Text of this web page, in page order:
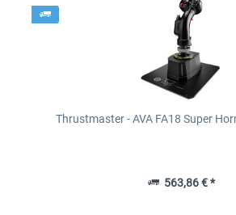
Thrustmaster - AVA FA18 Super
563,86 € *